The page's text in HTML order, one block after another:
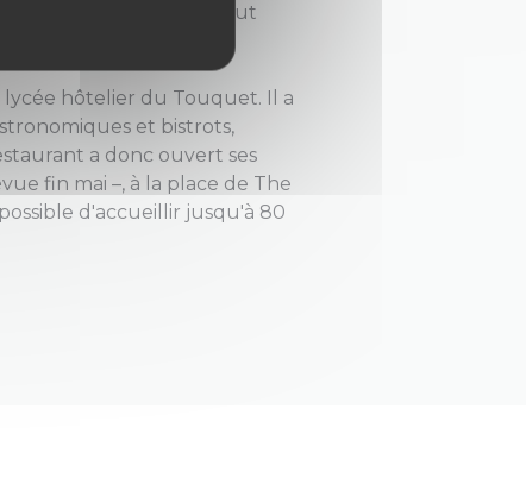
un dîner convivial. Le tout
lycée hôtelier du Touquet. Il a
et bistrots,
a donc ouvert ses
fin mai –, à la place de The
d'accueillir jusqu'à 80